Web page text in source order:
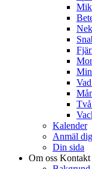
Kalender
Anmäl
Din sida
Om oss Kontakt